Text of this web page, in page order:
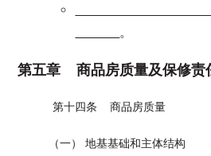
。
第五章 商品房质量及保修责
第十四条 商品房质量
（一） 地基基础和主体结构